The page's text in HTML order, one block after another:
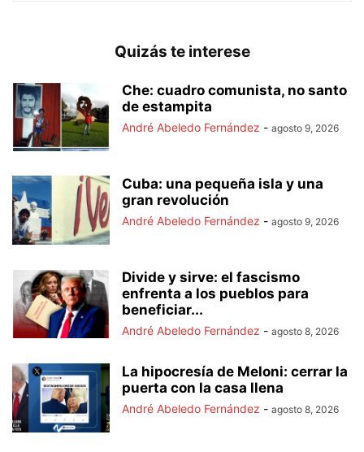
Quizás te interese
Che: cuadro comunista, no santo
de estampita
André Abeledo Fernández - agosto 9, 2026
Cuba: una pequeña isla y una
gran revolución
André Abeledo Fernández - agosto 9, 2026
Divide y sirve: el fascismo
enfrenta a los pueblos para
beneficiar...
André Abeledo Fernández - agosto 8, 2026
La hipocresía de Meloni: cerrar la
puerta con la casa llena
André Abeledo Fernández - agosto 8, 2026